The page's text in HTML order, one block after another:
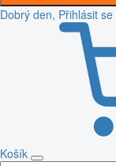
Dobrý den, Přihlásit se
Košík